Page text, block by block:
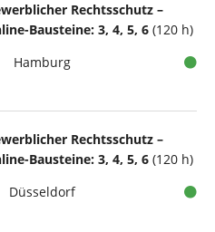
Rechtsschutz –
Bausteine: 3, 4, 5, 6 (120 h)
Hamburg
Rechtsschutz –
Bausteine: 3, 4, 5, 6 (120 h)
Düsseldorf